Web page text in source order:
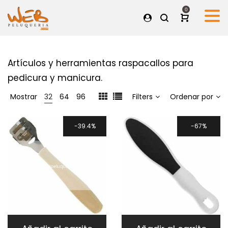
0
Artículos y herramientas raspacallos para
pedicura y manicura.
Mostrar 32 64 96 Filters Ordenar por
39.4% 67%